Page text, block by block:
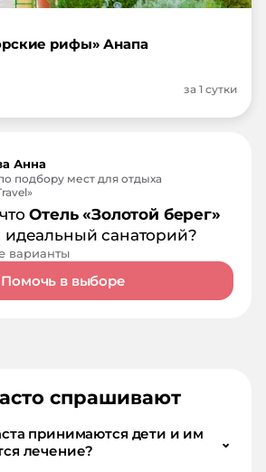
рифы» Анапа
за 1 сутки
Анна
подбору мест для отдыха
Отель «Золотой берег»
санаторий?
варианты
Помочь в выборе
спрашивают
принимаются дети и им
лечение?
⌄